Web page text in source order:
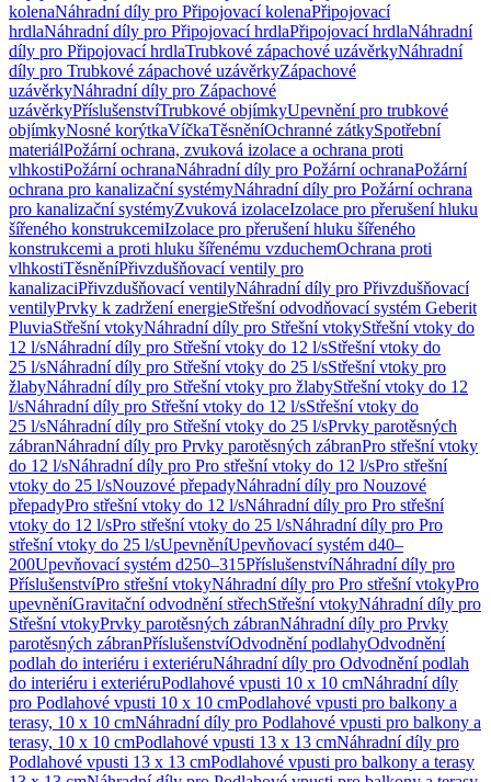
kolenaNáhradní díly pro Připojovací kolenaPřipojovací
hrdlaNáhradní díly pro Připojovací hrdlaPřipojovací hrdlaNáhradní
díly pro Připojovací hrdlaTrubkové zápachové uzávěrkyNáhradní
díly pro Trubkové zápachové uzávěrkyZápachové
uzávěrkyNáhradní díly pro Zápachové
uzávěrkyPříslušenstvíTrubkové objímkyUpevnění pro trubkové
objímkyNosné korýtkaVíčkaTěsněníOchranné zátkySpotřební
materiálPožární ochrana, zvuková izolace a ochrana proti
vlhkostiPožární ochranaNáhradní díly pro Požární ochranaPožární
ochrana pro kanalizační systémyNáhradní díly pro Požární ochrana
pro kanalizační systémyZvuková izolaceIzolace pro přerušení hluku
šířeného konstrukcemiIzolace pro přerušení hluku šířeného
konstrukcemi a proti hluku šířenému vzduchemOchrana proti
vlhkostiTěsněníPřivzdušňovací ventily pro
kanalizaciPřivzdušňovací ventilyNáhradní díly pro Přivzdušňovací
ventilyPrvky k zadržení energieStřešní odvodňovací systém Geberit
PluviaStřešní vtokyNáhradní díly pro Střešní vtokyStřešní vtoky do
12 l/sNáhradní díly pro Střešní vtoky do 12 l/sStřešní vtoky do
25 l/sNáhradní díly pro Střešní vtoky do 25 l/sStřešní vtoky pro
žlabyNáhradní díly pro Střešní vtoky pro žlabyStřešní vtoky do 12
l/sNáhradní díly pro Střešní vtoky do 12 l/sStřešní vtoky do
25 l/sNáhradní díly pro Střešní vtoky do 25 l/sPrvky parotěsných
zábranNáhradní díly pro Prvky parotěsných zábranPro střešní vtoky
do 12 l/sNáhradní díly pro Pro střešní vtoky do 12 l/sPro střešní
vtoky do 25 l/sNouzové přepadyNáhradní díly pro Nouzové
přepadyPro střešní vtoky do 12 l/sNáhradní díly pro Pro střešní
vtoky do 12 l/sPro střešní vtoky do 25 l/sNáhradní díly pro Pro
střešní vtoky do 25 l/sUpevněníUpevňovací systém d40–
200Upevňovací systém d250–315PříslušenstvíNáhradní díly pro
PříslušenstvíPro střešní vtokyNáhradní díly pro Pro střešní vtokyPro
upevněníGravitační odvodnění střechStřešní vtokyNáhradní díly pro
Střešní vtokyPrvky parotěsných zábranNáhradní díly pro Prvky
parotěsných zábranPříslušenstvíOdvodnění podlahyOdvodnění
podlah do interiéru i exteriéruNáhradní díly pro Odvodnění podlah
do interiéru i exteriéruPodlahové vpusti 10 x 10 cmNáhradní díly
pro Podlahové vpusti 10 x 10 cmPodlahové vpusti pro balkony a
terasy, 10 x 10 cmNáhradní díly pro Podlahové vpusti pro balkony a
terasy, 10 x 10 cmPodlahové vpusti 13 x 13 cmNáhradní díly pro
Podlahové vpusti 13 x 13 cmPodlahové vpusti pro balkony a terasy